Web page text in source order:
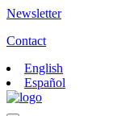
Newsletter
Contact
English
Español